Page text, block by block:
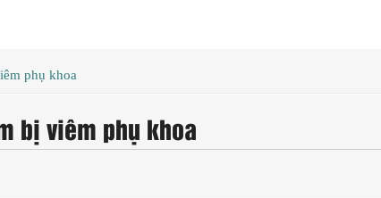
phụ khoa
bị viêm phụ khoa